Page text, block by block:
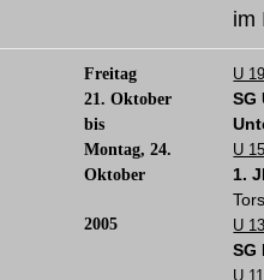
im
Freitag
21. Oktober
bis
Montag, 24.
Oktober
2005
U
SG
U
1.
U
SG
U